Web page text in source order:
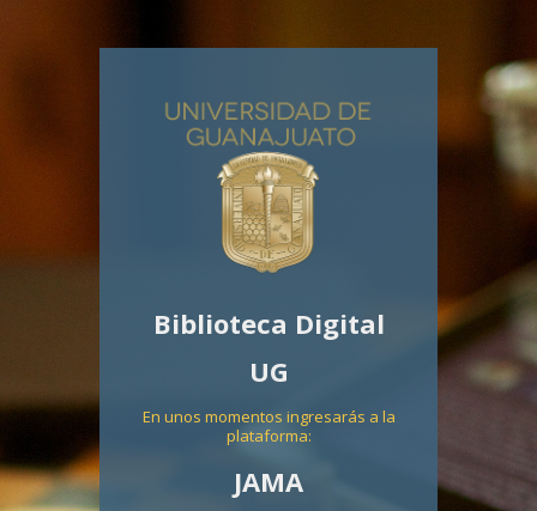
Biblioteca Digital
UG
En unos momentos ingresarás a la
plataforma:
JAMA